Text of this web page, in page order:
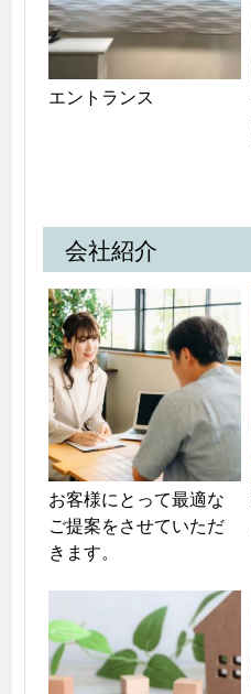
エントランス
会社紹介
お客様にとって最適な
ご提案をさせていただ
きます。